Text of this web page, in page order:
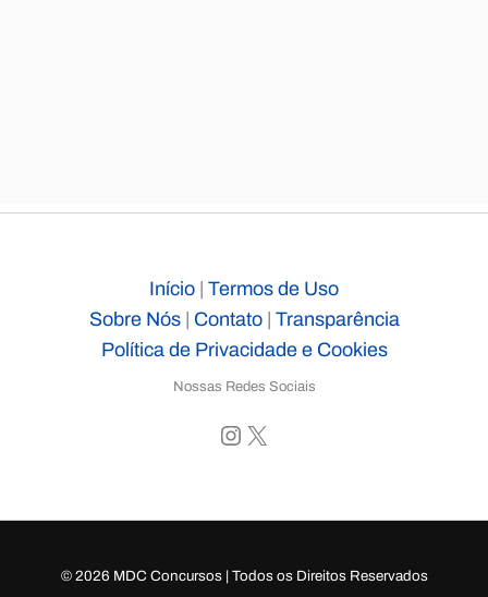
Início Termos de Uso
Sobre Nós| Contato| Transparência
Política de Privacidade e Cookies
Nossas Redes Sociais
Instagram
X
© 2026 MDC Concursos | Todos os Direitos Reservados